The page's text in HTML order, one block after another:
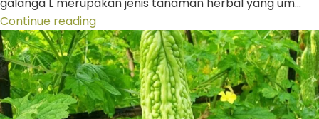
Continue reading